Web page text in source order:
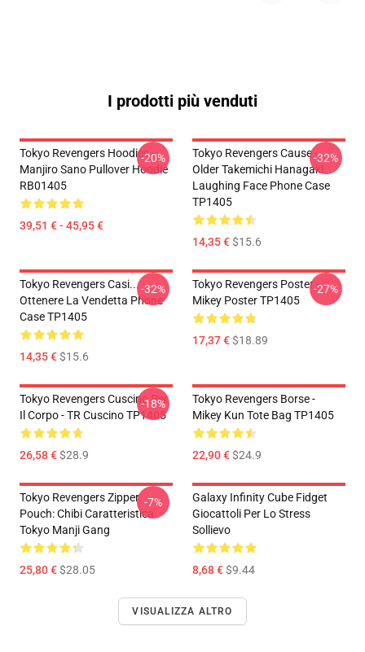
I prodotti più venduti
Tokyo Revengers Hoodies -
Manjiro Sano Pullover Hoodie
RB01405
39,51 € - 45,95 €
-20%
Tokyo Revengers Cause -
Older Takemichi Hanagaki
Laughing Face Phone Case
TP1405
14,35 €$15.6
-32%
Tokyo Revengers Casi...
Ottenere La Vendetta Phone
Case TP1405
14,35 €$15.6
-32%
Tokyo Revengers Poster -
Mikey Poster TP1405
17,37 €$18.89
-27%
Tokyo Revengers Cuscino Per
Il Corpo - TR Cuscino TP1405
26,58 €$28.9
-18%
Tokyo Revengers Borse -
Mikey Kun Tote Bag TP1405
22,90 €$24.9
Tokyo Revengers Zipper
Pouch: Chibi Caratteristica
Tokyo Manji Gang
25,80 €$28.05
-7%
Galaxy Infinity Cube Fidget
Giocattoli Per Lo Stress
Sollievo
8,68 €$9.44
VISUALIZZA ALTRO